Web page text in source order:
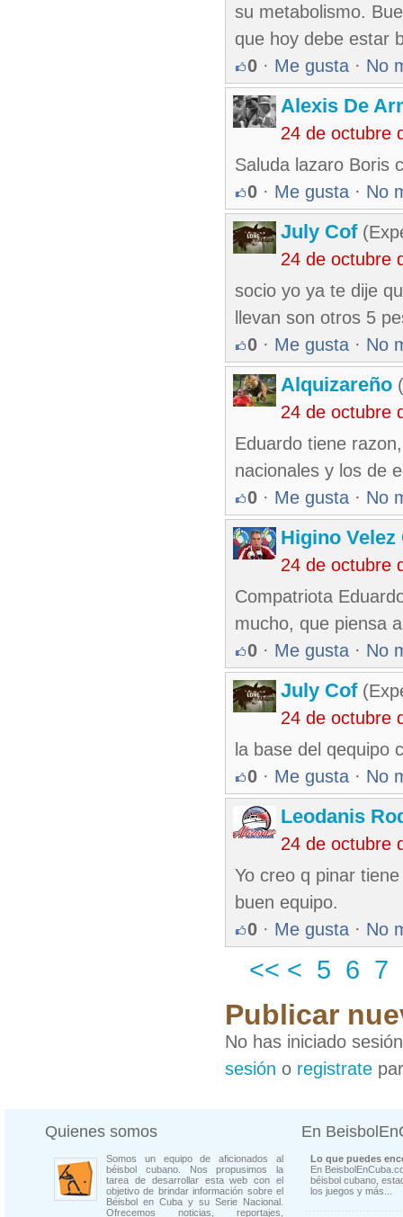
su metabolismo.
que hoy debe estar
0 · Me gusta · No
Alexis De
24 de octubre
Saluda lazaro Boris
0 · Me gusta · No
July Cof
24 de octubre
socio yo ya te dije
llevan son otros 5
0 · Me gusta · No
Alquizareño
24 de octubre
Eduardo tiene
nacionales y los de
0 · Me gusta · No
Higino
24 de octubre
Compatriota
mucho, que piensa
0 · Me gusta · No
July Cof
24 de octubre
la base del qequipo
0 · Me gusta · No
Leodanis
24 de octubre
Yo creo q pinar
buen equipo.
0 · Me gusta · No
<< < 5 6 7
Publicar
No has iniciado
sesión o registrate
Quienes somos
Somos un equipo de aficionados al
béisbol cubano. Nos propusimos la
tarea de desarrollar esta web con el
objetivo de brindar información sobre el
Béisbol en Cuba y su Serie Nacional.
Ofrecemos noticias, reportajes,
En
Lo que puedes
En
béisbol cubano,
los juegos y más...